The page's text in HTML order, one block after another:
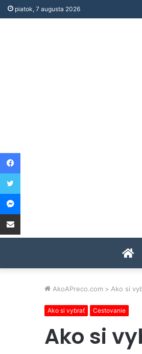
piatok, 7 augusta 2026
AkoAPreco.com > Ako si
Ako si vybrať Cestovanie
Ako si
Facebook
Twitter
Messenger
Share via Email